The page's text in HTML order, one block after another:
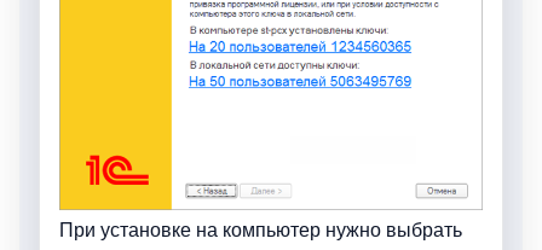
При установке на компьютер нужно выбрать